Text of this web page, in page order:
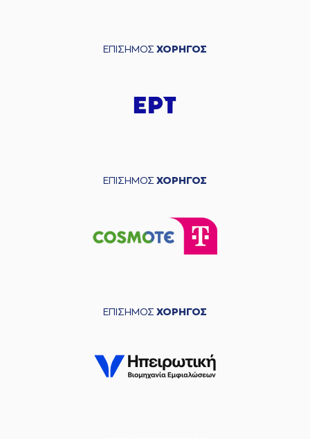
ΕΠΙΣΗΜΟΣ ΧΟΡΗΓΟΣ
ΕΠΙΣΗΜΟΣ ΧΟΡΗΓΟΣ
ΕΠΙΣΗΜΟΣ ΧΟΡΗΓΟΣ